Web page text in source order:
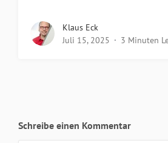
Klaus Eck
Juli 15, 2025
3 Minuten
Schreibe einen Kommentar